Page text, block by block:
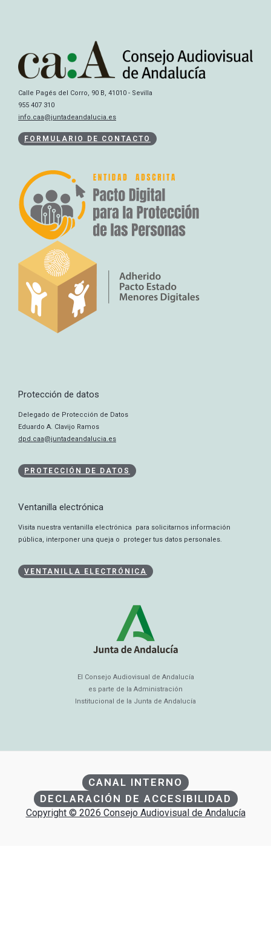
Calle Pagés del Corro, 90 B, 41010 - Sevilla
955 407 310
info.caa@juntadeandalucia.es
FORMULARIO DE CONTACTO
Protección de datos
Delegado de Protección de Datos
Eduardo A. Clavijo Ramos
dpd.caa@juntadeandalucia.es
PROTECCIÓN DE DATOS
Ventanilla electrónica
Visita nuestra ventanilla electrónica para solicitarnos información
pública, interponer una queja o proteger tus datos personales.
VENTANILLA ELECTRÓNICA
El Consejo Audiovisual de Andalucía
es parte de la Administración
Institucional de la Junta de Andalucía
CANAL INTERNO
DECLARACIÓN DE ACCESIBILIDAD
Copyright © 2026 Consejo Audiovisual de Andalucía